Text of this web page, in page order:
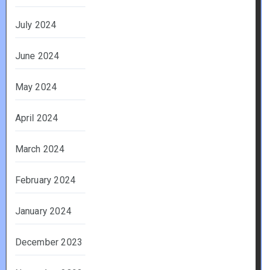
July 2024
June 2024
May 2024
April 2024
March 2024
February 2024
January 2024
December 2023